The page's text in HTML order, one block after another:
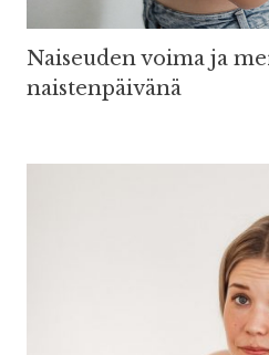
Naiseuden voima ja
naistenpäivänä